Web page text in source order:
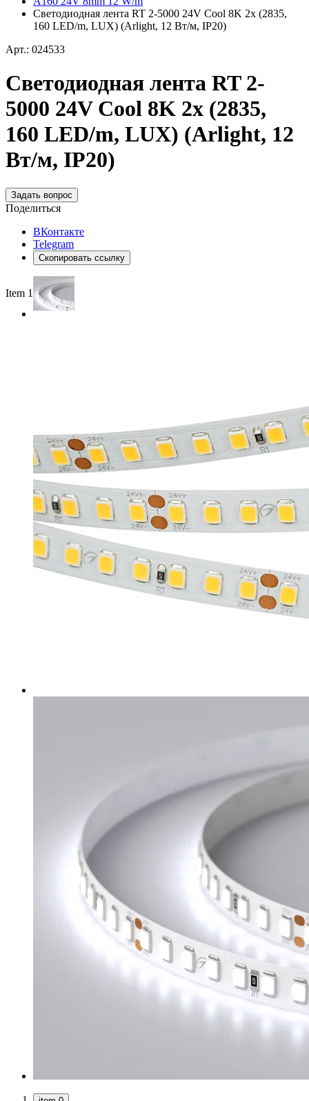
Светодиодная лента RT 2-5000 24V Cool 8K 2x (2835,
160 LED/m, LUX) (Arlight, 12 Вт/м, IP20)
Арт.: 024533
Светодиодная лента RT 2-
5000 24V Cool 8K 2x (2835,
160 LED/m, LUX) (Arlight, 12
Вт/м, IP20)
Задать вопрос
Поделиться
ВКонтакте
Telegram
Скопировать ссылку
Item 1 of 2